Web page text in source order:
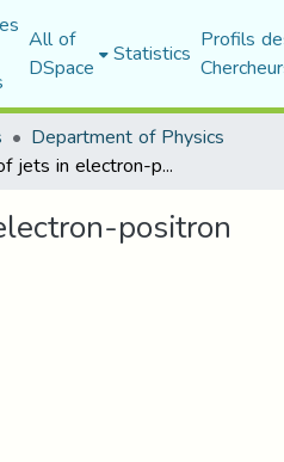
All of
DSpace Statistics Profils
Department of Physics
Study of jets in electron-positron collisions
positron